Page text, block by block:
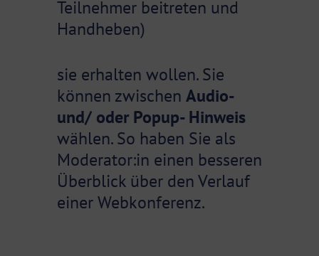
Teilnehmer beitreten und
Handheben)
sie erhalten wollen. Sie
können zwischen Audio-
und/ oder Popup- Hinweis
wählen. So haben Sie als
Moderator:in einen besseren
Überblick über den Verlauf
einer Webkonferenz.